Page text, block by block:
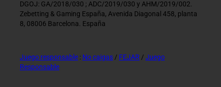
DGOJ: GA/2018/030 ; ADC/2019/030 y AHM/2019/002.
Zebetting & Gaming España, Avenida Diagonal 458, planta
8, 08006 Barcelona. España
Juego responsable : No caigas / FEJAR / Juego
Responsable